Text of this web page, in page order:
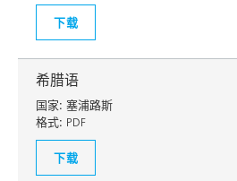
下载
希腊语
国家: 塞浦路斯
格式: PDF
下载